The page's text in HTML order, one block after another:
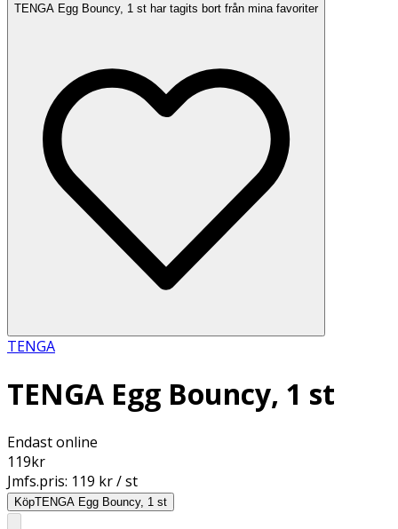
TENGA Egg Bouncy, 1 st har tagits bort från mina favoriter
TENGA
TENGA Egg Bouncy, 1 st
Endast online
119kr
Jmfs.pris: 119 kr / st
KöpTENGA Egg Bouncy, 1 st